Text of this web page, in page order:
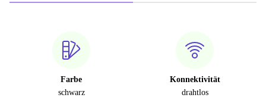
Farbe
schwarz
Konnektivität
drahtlos